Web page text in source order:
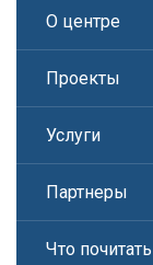
О центре
Проекты
Услуги
Партнеры
Что почитать